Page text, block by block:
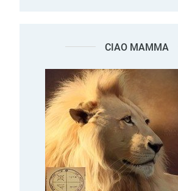
CIAO MAMMA